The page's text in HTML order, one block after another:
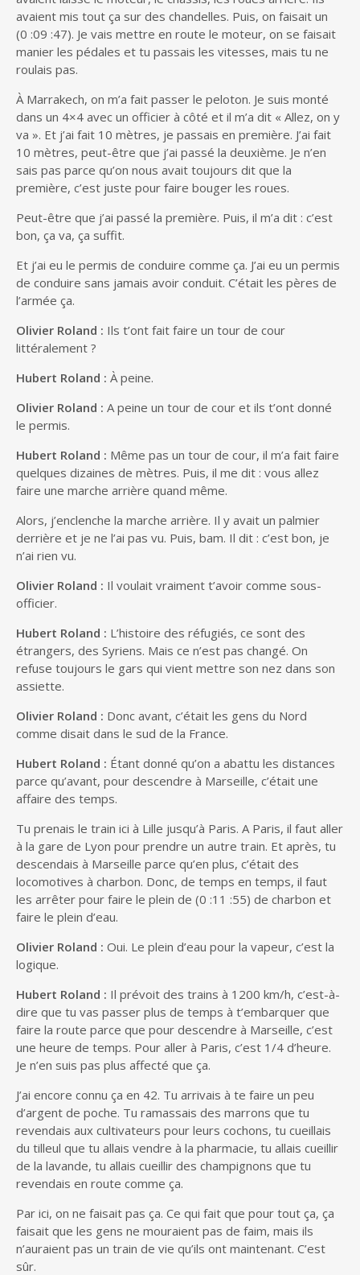
avaient mis tout ça sur des chandelles. Puis, on faisait un
(0 :09 :47). Je vais mettre en route le moteur, on se faisait
manier les pédales et tu passais les vitesses, mais tu ne
roulais pas.
À Marrakech, on m’a fait passer le peloton. Je suis monté
dans un 4×4 avec un officier à côté et il m’a dit « Allez, on y
va ». Et j’ai fait 10 mètres, je passais en première. J’ai fait
10 mètres, peut-être que j’ai passé la deuxième. Je n’en
sais pas parce qu’on nous avait toujours dit que la
première, c’est juste pour faire bouger les roues.
Peut-être que j’ai passé la première. Puis, il m’a dit : c’est
bon, ça va, ça suffit.
Et j’ai eu le permis de conduire comme ça. J’ai eu un permis
de conduire sans jamais avoir conduit. C’était les pères de
l’armée ça.
Olivier Roland : Ils t’ont fait faire un tour de cour
littéralement ?
Hubert Roland : À peine.
Olivier Roland : A peine un tour de cour et ils t’ont donné
le permis.
Hubert Roland : Même pas un tour de cour, il m’a fait faire
quelques dizaines de mètres. Puis, il me dit : vous allez
faire une marche arrière quand même.
Alors, j’enclenche la marche arrière. Il y avait un palmier
derrière et je ne l’ai pas vu. Puis, bam. Il dit : c’est bon, je
n’ai rien vu.
Olivier Roland : Il voulait vraiment t’avoir comme sous-
officier.
Hubert Roland : L’histoire des réfugiés, ce sont des
étrangers, des Syriens. Mais ce n’est pas changé. On
refuse toujours le gars qui vient mettre son nez dans son
assiette.
Olivier Roland : Donc avant, c’était les gens du Nord
comme disait dans le sud de la France.
Hubert Roland : Étant donné qu’on a abattu les distances
parce qu’avant, pour descendre à Marseille, c’était une
affaire des temps.
Tu prenais le train ici à Lille jusqu’à Paris. A Paris, il faut aller
à la gare de Lyon pour prendre un autre train. Et après, tu
descendais à Marseille parce qu’en plus, c’était des
locomotives à charbon. Donc, de temps en temps, il faut
les arrêter pour faire le plein de (0 :11 :55) de charbon et
faire le plein d’eau.
Olivier Roland : Oui. Le plein d’eau pour la vapeur, c’est la
logique.
Hubert Roland : Il prévoit des trains à 1200 km/h, c’est-à-
dire que tu vas passer plus de temps à t’embarquer que
faire la route parce que pour descendre à Marseille, c’est
une heure de temps. Pour aller à Paris, c’est 1/4 d’heure.
Je n’en suis pas plus affecté que ça.
J’ai encore connu ça en 42. Tu arrivais à te faire un peu
d’argent de poche. Tu ramassais des marrons que tu
revendais aux cultivateurs pour leurs cochons, tu cueillais
du tilleul que tu allais vendre à la pharmacie, tu allais cueillir
de la lavande, tu allais cueillir des champignons que tu
revendais en route comme ça.
Par ici, on ne faisait pas ça. Ce qui fait que pour tout ça, ça
faisait que les gens ne mouraient pas de faim, mais ils
n’auraient pas un train de vie qu’ils ont maintenant. C’est
sûr.